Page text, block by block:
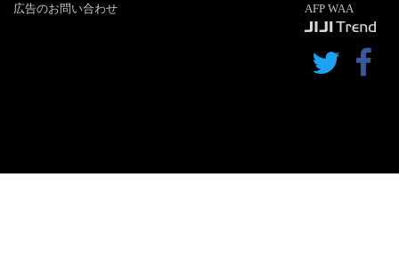
広告のお問い合わせ
AFP WAA